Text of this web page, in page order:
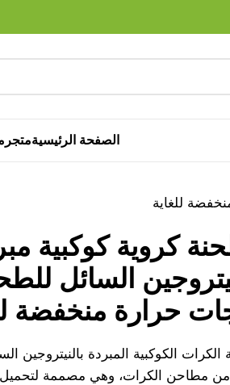
الصفحة الرئيسيةمتجر
للغاية
كروية كوكبية
السائل
حرارة منخفضة
الكوكبية المبردة بالنيتروجين
مطاحن الكرات، وهي مصممة